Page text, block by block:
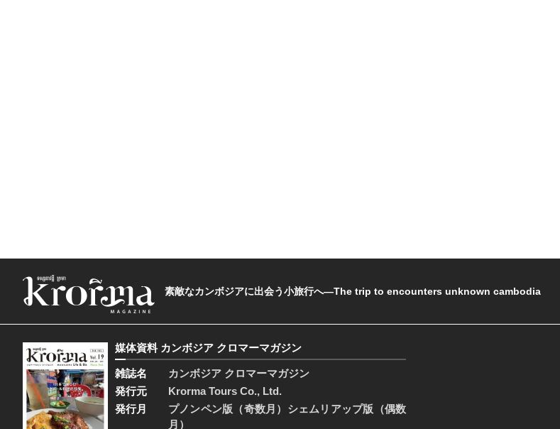
素敵なカンボジアに出会う小旅行へ―The trip to encounters unknown cambodia
媒体資料 カンボジア クロマーマガジン
雑誌名
カンボジア クロマーマガジン
発行元
Krorma Tours Co., Ltd.
発行月
プノンペン版（奇数月）シェムリアップ版（偶数
月）